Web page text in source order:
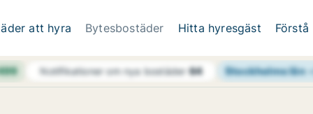
att hyra Bytesbostäder Hitta hyresgäst Förstå
Notifikationer om nya bostäder64 Stockholms län